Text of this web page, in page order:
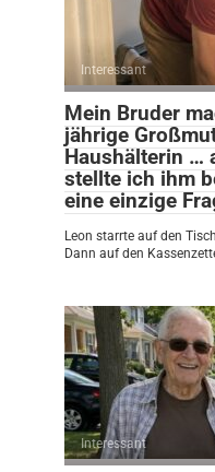
Interessant
Mein Bruder
jährige
Haushälterin …
stellte ich ihm
eine einzige
Leon starrte auf den
Dann auf den
Interessant